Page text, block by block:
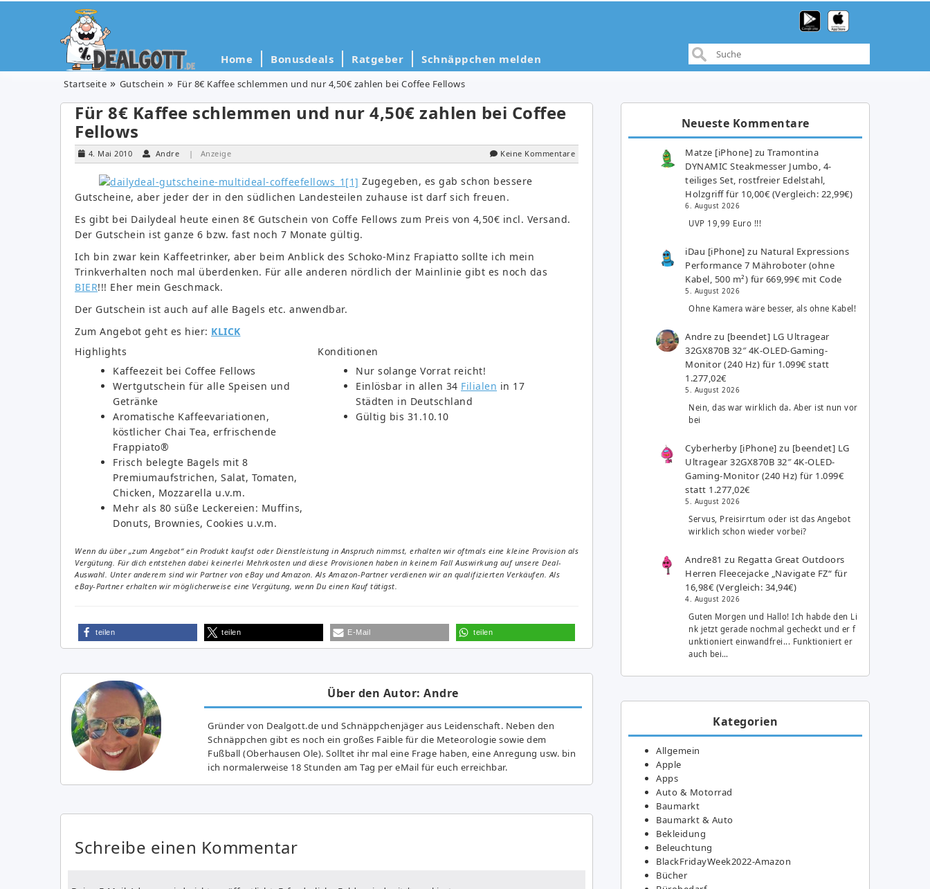
Home Bonusdeals Ratgeber Schnäppchen melden
Startseite Gutschein Für 8€ Kaffee schlemmen und nur 4,50€ zahlen bei Coffee Fellows
Für 8€ Kaffee schlemmen und nur 4,50€ zahlen bei Coffee
Fellows
4. Mai 2010 Andre | Anzeige Keine Kommentare
Zugegeben, es gab schon bessere
Gutscheine, aber jeder der in den südlichen Landesteilen zuhause ist darf sich freuen.
Es gibt bei Dailydeal heute einen 8€ Gutschein von Coffe Fellows zum Preis von 4,50€ incl. Versand.
Der Gutschein ist ganze 6 bzw. fast noch 7 Monate gültig.
Ich bin zwar kein Kaffeetrinker, aber beim Anblick des Schoko-Minz Frapiatto sollte ich mein
Trinkverhalten noch mal überdenken. Für alle anderen nördlich der Mainlinie gibt es noch das
BIER!!! Eher mein Geschmack.
Der Gutschein ist auch auf alle Bagels etc. anwendbar.
Zum Angebot geht es hier: KLICK
Highlights
Kaffeezeit bei Coffee Fellows
Wertgutschein für alle Speisen und
Getränke
Aromatische Kaffeevariationen,
köstlicher Chai Tea, erfrischende
Frappiato®
Frisch belegte Bagels mit 8
Premiumaufstrichen, Salat, Tomaten,
Chicken, Mozzarella u.v.m.
Mehr als 80 süße Leckereien: Muffins,
Donuts, Brownies, Cookies u.v.m.
Konditionen
Nur solange Vorrat reicht!
Einlösbar in allen 34 Filialen in 17
Städten in Deutschland
Gültig bis 31.10.10
Wenn du über „zum Angebot“ ein Produkt kaufst oder Dienstleistung in Anspruch nimmst, erhalten wir oftmals eine kleine Provision als
Vergütung. Für dich entstehen dabei keinerlei Mehrkosten und diese Provisionen haben in keinem Fall Auswirkung auf unsere Deal-
Auswahl. Unter anderem sind wir Partner von eBay und Amazon. Als Amazon-Partner verdienen wir an qualifizierten Verkäufen. Als
eBay-Partner erhalten wir möglicherweise eine Vergütung, wenn Du einen Kauf tätigst.
teilen teilen E-Mail teilen
Über den Autor: Andre
Gründer von Dealgott.de und Schnäppchenjäger aus Leidenschaft. Neben den
Schnäppchen gibt es noch ein großes Fai­ble für die Meteorologie sowie dem
Fußball (Oberhausen Ole). Solltet ihr mal eine Frage haben, eine Anregung usw. bin
ich normalerweise 18 Stunden am Tag per eMail für euch erreichbar.
Schreibe einen Kommentar
Neueste Kommentare
Matze [iPhone] zuTramontina
DYNAMIC Steakmesser Jumbo, 4-
teiliges Set, rostfreier Edelstahl,
Holzgriff für 10,00€ (Vergleich: 22,99€)
6. August 2026
UVP 19,99 Euro !!!
iDau [iPhone] zu Natural Expressions
Performance 7 Mähroboter (ohne
Kabel, 500 m²) für 669,99€ mit Code
5. August 2026
Ohne Kamera wäre besser, als ohne Kabel!
Andre zu [beendet] LG Ultragear
32GX870B 32″ 4K-OLED-Gaming-
Monitor (240 Hz) für 1.099€ statt
1.277,02€
5. August 2026
Nein, das war wirklich da. Aber ist nun vor
bei
Cyberherby [iPhone] zu [beendet] LG
Ultragear 32GX870B 32″ 4K-OLED-
Gaming-Monitor (240 Hz) für 1.099€
statt 1.277,02€
5. August 2026
Servus, Preisirrtum oder ist das Angebot
wirklich schon wieder vorbei?
Andre81 zu Regatta Great Outdoors
Herren Fleecejacke „Navigate FZ“ für
16,98€ (Vergleich: 34,94€)
4. August 2026
Guten Morgen und Hallo! Ich habde den Li
nk jetzt gerade nochmal gecheckt und er f
unktioniert einwandfrei... Funktioniert er
auch bei…
Kategorien
Allgemein
Apple
Apps
Auto & Motorrad
Baumarkt
Baumarkt & Auto
Bekleidung
Beleuchtung
BlackFridayWeek2022-Amazon
Bücher